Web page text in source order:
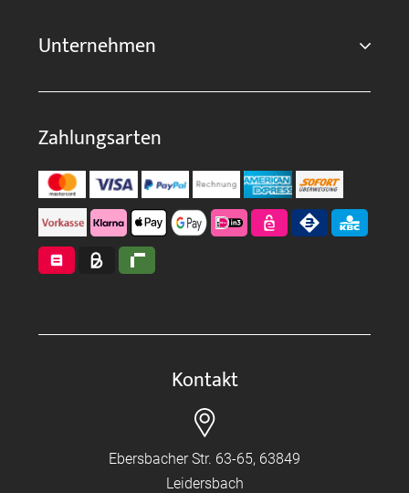
Unternehmen
Zahlungsarten
Kontakt
Ebersbacher Str. 63-65, 63849
Leidersbach